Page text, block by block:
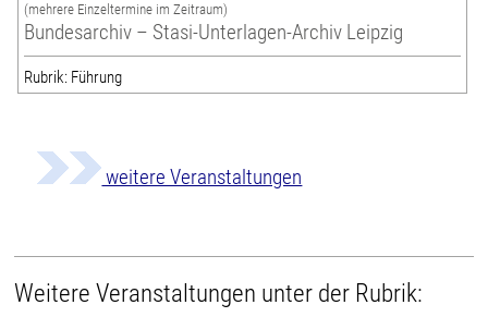
(mehrere Einzeltermine im Zeitraum)
Bundesarchiv – Stasi-Unterlagen-Archiv Leipzig
Rubrik: Führung
weitere Veranstaltungen
Weitere Veranstaltungen unter der Rubrik: